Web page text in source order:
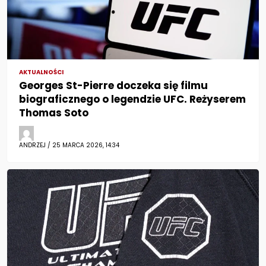
AKTUALNOŚCI
Georges St-Pierre doczeka się filmu
biograficznego o legendzie UFC. Reżyserem
Thomas Soto
ANDRZEJ / 25 MARCA 2026, 14:34